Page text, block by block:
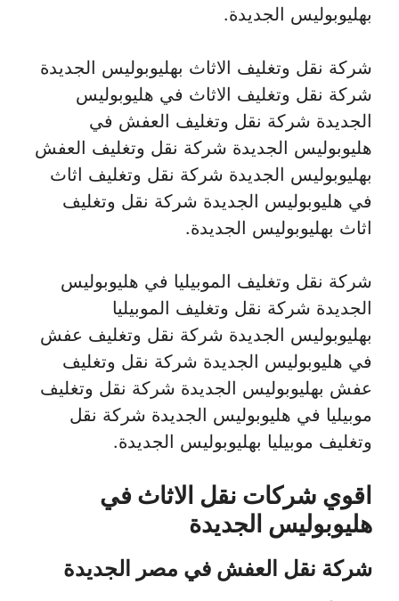
بهليوبوليس الجديدة.
شركة نقل وتغليف الاثاث بهليوبوليس الجديدة
شركة نقل وتغليف الاثاث في هليوبوليس
الجديدة شركة نقل وتغليف العفش في
هليوبوليس الجديدة شركة نقل وتغليف العفش
بهليوبوليس الجديدة شركة نقل وتغليف اثاث
في هليوبوليس الجديدة شركة نقل وتغليف
اثاث بهليوبوليس الجديدة.
شركة نقل وتغليف الموبيليا في هليوبوليس
الجديدة شركة نقل وتغليف الموبيليا
بهليوبوليس الجديدة شركة نقل وتغليف عفش
في هليوبوليس الجديدة شركة نقل وتغليف
عفش بهليوبوليس الجديدة شركة نقل وتغليف
موبيليا في هليوبوليس الجديدة شركة نقل
وتغليف موبيليا بهليوبوليس الجديدة.
اقوي شركات نقل الاثاث في
هليوبوليس الجديدة
شركة نقل العفش في مصر الجديدة